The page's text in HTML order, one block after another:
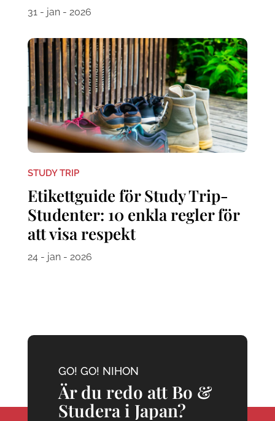
31 - jan - 2026
STUDY TRIP
Etikettguide för Study Trip-
Studenter: 10 enkla regler för
att visa respekt
24 - jan - 2026
GO! GO! NIHON
Är du redo att Bo &
Studera i Japan?